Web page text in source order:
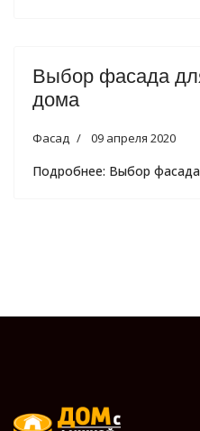
Выбор фасада
дома
Фасад 09 апреля 2020
Подробнее: Выбор